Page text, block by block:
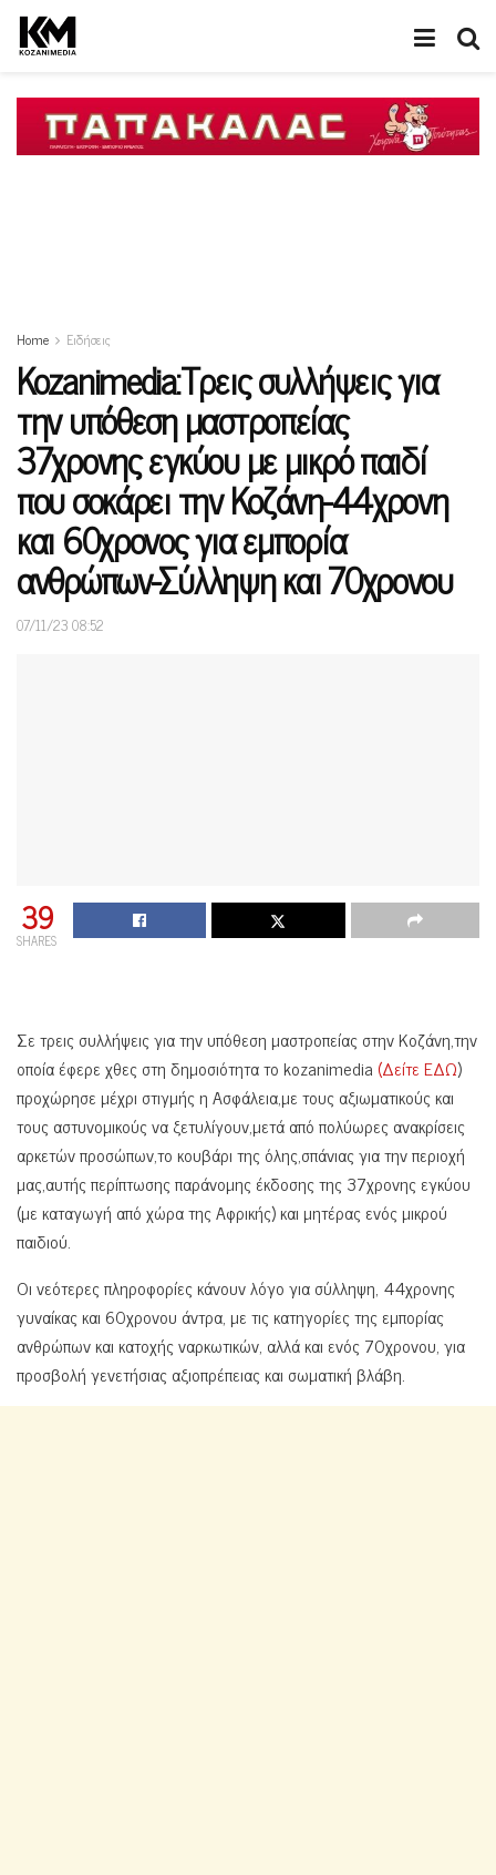
Home Ειδήσεις
Kozanimedia:Τρεις συλλήψεις για
την υπόθεση μαστροπείας
37χρονης εγκύου με μικρό παιδί
που σοκάρει την Κοζάνη-44χρονη
και 60χρονος για εμπορία
ανθρώπων-Σύλληψη και 70χρονου
07/11/23 08:52
39
SHARES
Σε τρεις συλλήψεις για την υπόθεση μαστροπείας στην Κοζάνη,την
οποία έφερε χθες στη δημοσιότητα το kozanimedia (Δείτε ΕΔΩ)
προχώρησε μέχρι στιγμής η Ασφάλεια,με τους αξιωματικούς και
τους αστυνομικούς να ξετυλίγουν,μετά από πολύωρες ανακρίσεις
αρκετών προσώπων,το κουβάρι της όλης,σπάνιας για την περιοχή
μας,αυτής περίπτωσης παράνομης έκδοσης της 37χρονης εγκύου
(με καταγωγή από χώρα της Αφρικής) και μητέρας ενός μικρού
παιδιού.
Οι νεότερες πληροφορίες κάνουν λόγο για σύλληψη, 44χρονης
γυναίκας και 60χρονου άντρα, με τις κατηγορίες της εμπορίας
ανθρώπων και κατοχής ναρκωτικών, αλλά και ενός 70χρονου, για
προσβολή γενετήσιας αξιοπρέπειας και σωματική βλάβη.